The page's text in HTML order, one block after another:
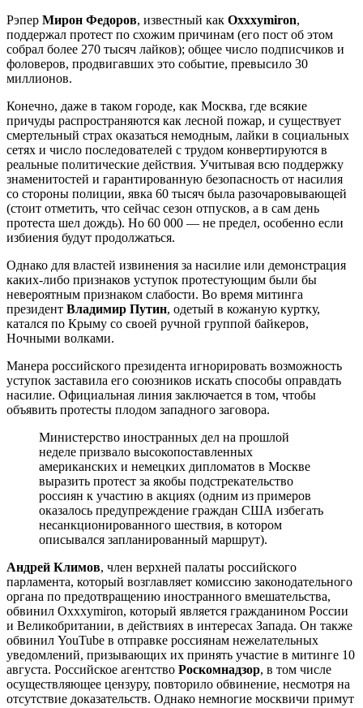
Рэпер Мирон Федоров, известный как Oxxxymiron,
поддержал протест по схожим причинам (его пост об этом
собрал более 270 тысяч лайков); общее число подписчиков и
фоловеров, продвигавших это событие, превысило 30
миллионов.
Конечно, даже в таком городе, как Москва, где всякие
причуды распространяются как лесной пожар, и существует
смертельный страх оказаться немодным, лайки в социальных
сетях и число последователей с трудом конвертируются в
реальные политические действия. Учитывая всю поддержку
знаменитостей и гарантированную безопасность от насилия
со стороны полиции, явка 60 тысяч была разочаровывающей
(стоит отметить, что сейчас сезон отпусков, а в сам день
протеста шел дождь). Но 60 000 — не предел, особенно если
избиения будут продолжаться.
Однако для властей извинения за насилие или демонстрация
каких-либо признаков уступок протестующим были бы
невероятным признаком слабости. Во время митинга
президент Владимир Путин, одетый в кожаную куртку,
катался по Крыму со своей ручной группой байкеров,
Ночными волками.
Манера российского президента игнорировать возможность
уступок заставила его союзников искать способы оправдать
насилие. Официальная линия заключается в том, чтобы
объявить протесты плодом западного заговора.
Министерство иностранных дел на прошлой
неделе призвало высокопоставленных
американских и немецких дипломатов в Москве
выразить протест за якобы подстрекательство
россиян к участию в акциях (одним из примеров
оказалось предупреждение граждан США избегать
несанкционированного шествия, в котором
описывался запланированный маршрут).
Андрей Климов, член верхней палаты российского
парламента, который возглавляет комиссию законодательного
органа по предотвращению иностранного вмешательства,
обвинил Oxxxymiron, который является гражданином России
и Великобритании, в действиях в интересах Запада. Он также
обвинил YouTube в отправке россиянам нежелательных
уведомлений, призывающих их принять участие в митинге 10
августа. Российское агентство Роскомнадзор, в том числе
осуществляющее цензуру, повторило обвинение, несмотря на
отсутствие доказательств. Однако немногие москвичи примут